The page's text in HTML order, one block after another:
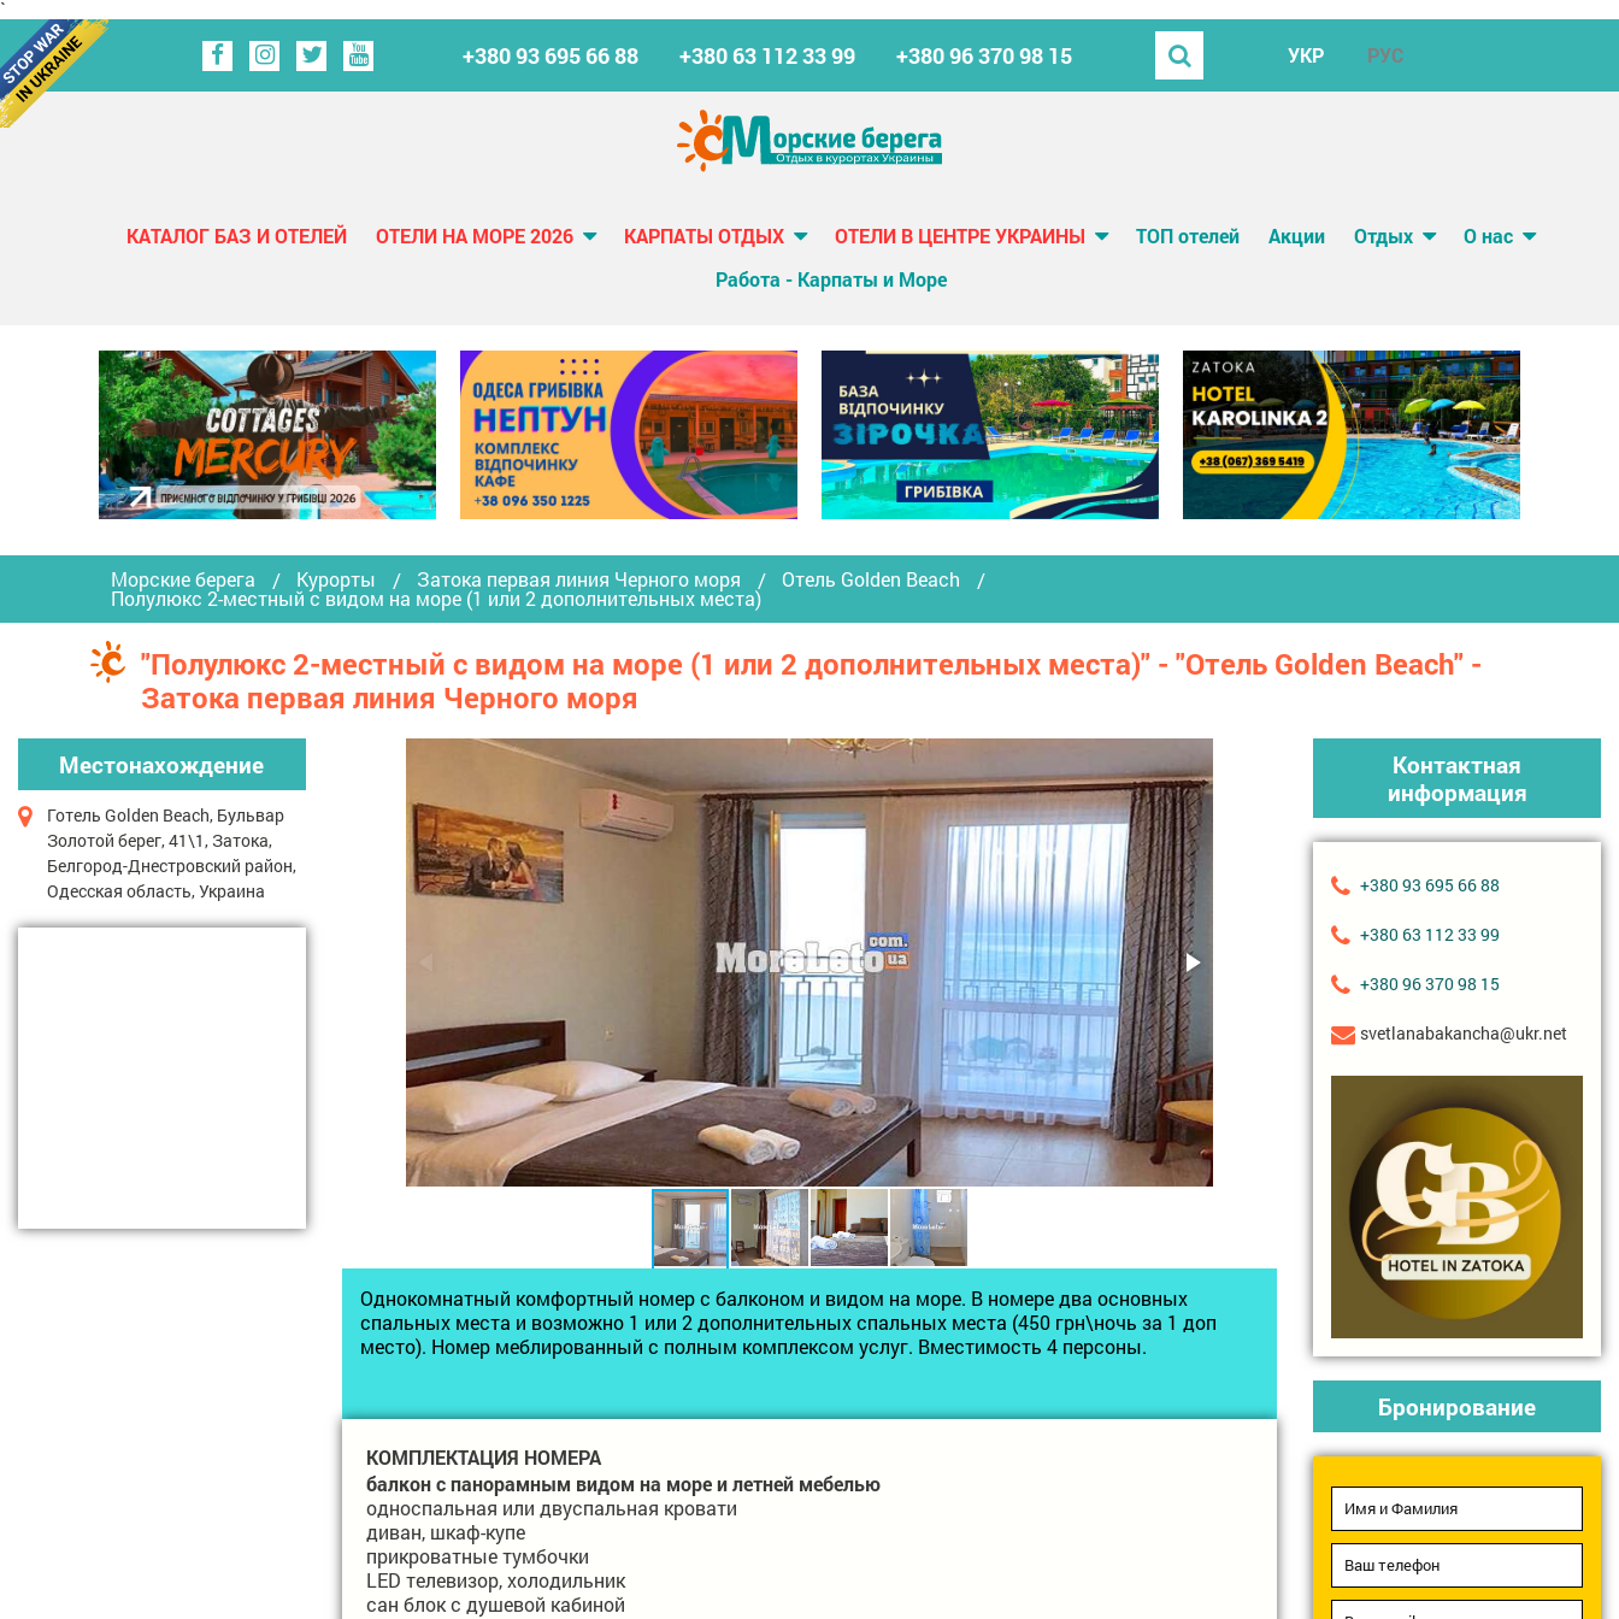
`
+380 93 695 66 88 +380 63 112 33 99 +380 96 370 98 15 УКР РУС
КАТАЛОГ БАЗ И ОТЕЛЕЙ ОТЕЛИ НА МОРЕ 2026 КАРПАТЫ ОТДЫХ ОТЕЛИ В ЦЕНТРЕ УКРАИНЫ ТОП отелей Акции Отдых
О нас
Работа - Карпаты и Море
Морские берега Курорты Затока первая линия Черного моря Отель Golden Beach
Полулюкс 2-местный с видом на море (1 или 2 дополнительных места)
"Полулюкс 2-местный с видом на море (1 или 2 дополнительных места)" - "Отель Golden Beach" -
Затока первая линия Черного моря
Однокомнатный комфортный номер с балконом и видом на море. В номере два основных
спальных места и возможно 1 или 2 дополнительных спальных места (450 грн\ночь за 1 доп
место). Номер меблированный с полным комплексом услуг. Вместимость 4 персоны.
КОМПЛЕКТАЦИЯ НОМЕРА
балкон с панорамным видом на море и летней мебелью
односпальная или двуспальная кровати
диван, шкаф-купе
прикроватные тумбочки
LED телевизор, холодильник
сан блок с душевой кабиной
Местонахождение
Готель Golden Beach, Бульвар
Золотой берег, 41\1, Затока,
Белгород-Днестровский район,
Одесская область, Украина
Контактная
информация
+380 93 695 66 88
+380 63 112 33 99
+380 96 370 98 15
svetlanabakancha@ukr.net
Бронирование